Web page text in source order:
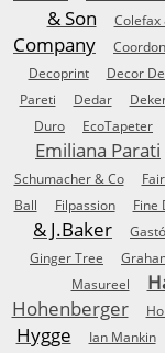
& Son
Colefax
Company
Decoprint
Decor
Pareti
Dedar
Duro
EcoTapeter
Emiliana Parati
Schumacher & Co
Ball
Filpassion Fine
& J.Baker
Ginger Tree
Masureel
Hohenberger
Hygge Ian Mankin